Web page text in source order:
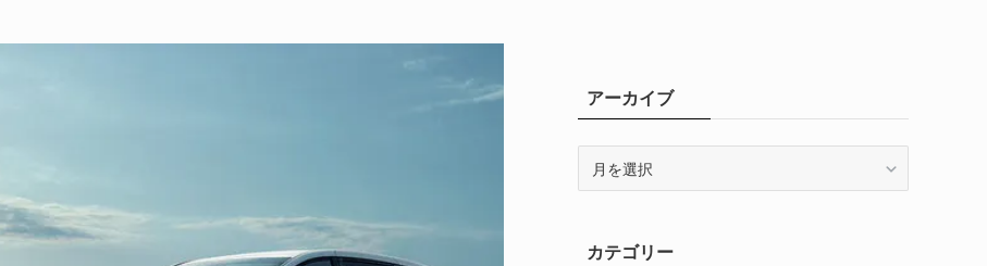
アーカイブ
ブカテゴリー